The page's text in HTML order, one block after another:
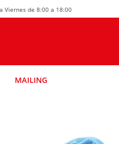
MAILING
Viernes de 8:00 a 18:00